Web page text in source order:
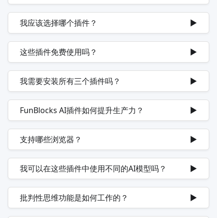
我应该选择哪个插件？ ▶
这些插件免费使用吗？ ▶
我需要安装所有三个插件吗？ ▶
FunBlocks AI插件如何提升生产力？ ▶
支持哪些浏览器？ ▶
我可以在这些插件中使用不同的AI模型吗？ ▶
批判性思维功能是如何工作的？ ▶